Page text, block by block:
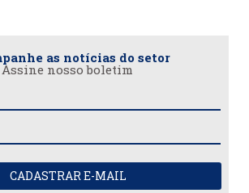
as notícias do setor
Assine nosso boletim
CADASTRAR E-MAIL